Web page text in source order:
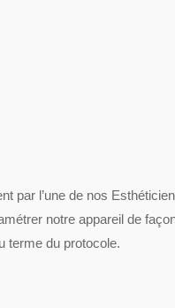
par l’une de nos
notre appareil de
terme du protocole.